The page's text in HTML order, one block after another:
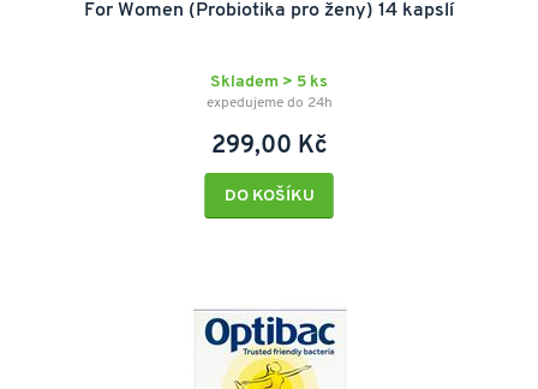
For Women (Probiotika pro ženy) 14 kapslí
Skladem > 5 ks
expedujeme do 24h
299,00 Kč
DO KOŠÍKU